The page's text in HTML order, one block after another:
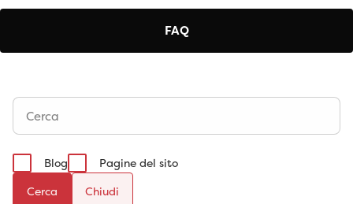
FAQ
Blog
Pagine del sito
Cerca